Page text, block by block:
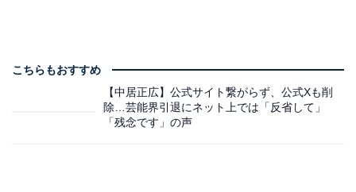
こちらもおすすめ
【中居正広】公式サイト繋がらず、公式Xも削
除…芸能界引退にネット上では「反省して」
「残念です」の声